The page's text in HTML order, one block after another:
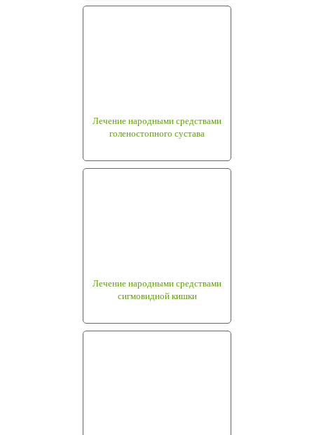
Лечение народными средствами
голеностопного сустава
Лечение народными средствами
сигмовидной кишки